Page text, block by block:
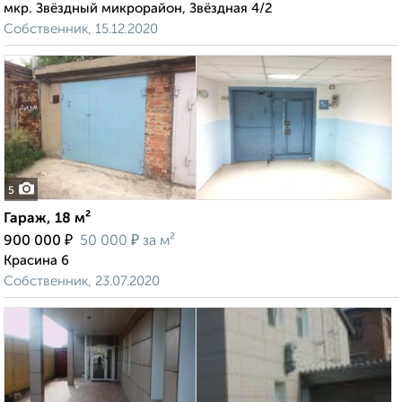
мкр. Звёздный микрорайон, Звёздная 4/2
Собственник, 15.12.2020
5
Гараж, 18 м²
900 000 ₽ 50 000 ₽ за м²
Красина 6
Собственник, 23.07.2020